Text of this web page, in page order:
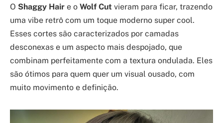
O Shaggy Hair e o Wolf Cut vieram para ficar, trazendo
uma vibe retrô com um toque moderno super cool.
Esses cortes são caracterizados por camadas
desconexas e um aspecto mais despojado, que
combinam perfeitamente com a textura ondulada. Eles
são ótimos para quem quer um visual ousado, com
muito movimento e definição.